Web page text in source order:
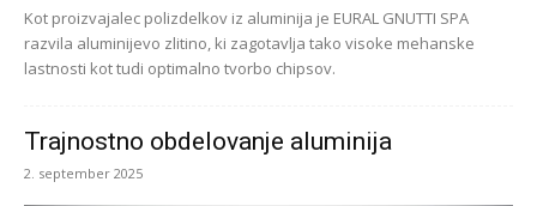
Kot proizvajalec polizdelkov iz aluminija je EURAL GNUTTI SPA
razvila aluminijevo zlitino, ki zagotavlja tako visoke mehanske
lastnosti kot tudi optimalno tvorbo chipsov.
Trajnostno obdelovanje aluminija
2. september 2025